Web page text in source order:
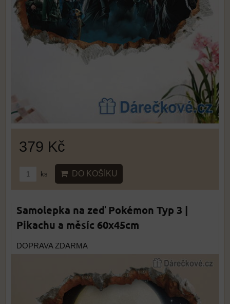
379 Kč
ks DO KOŠÍKU
Samolepka na zeď Pokémon Typ 3 |
Pikachu a měsíc 60x45cm
DOPRAVA ZDARMA